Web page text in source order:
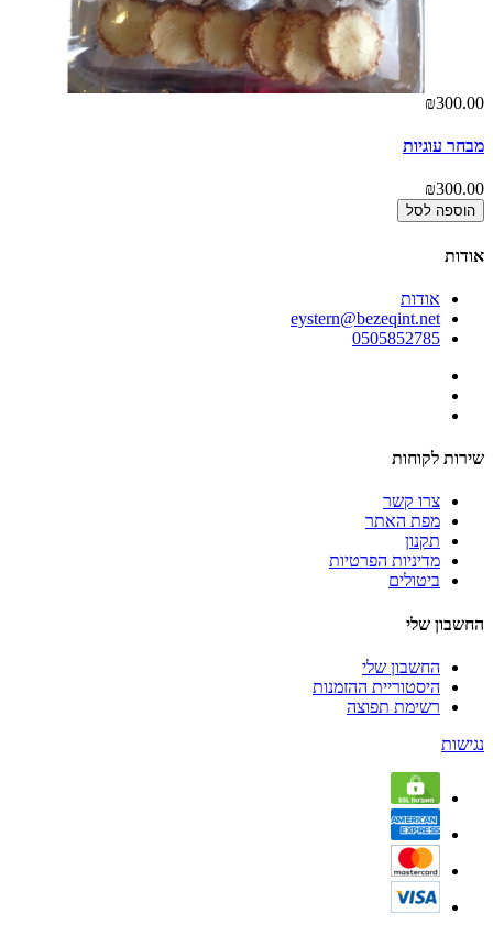
₪300.00
מבחר עוגיות
₪300.00
הוספה לסל
אודות
אודות
eystern@bezeqint.net
0505852785
שירות לקוחות
צרו קשר
מפת האתר
תקנון
מדיניות הפרטיות
ביטולים
החשבון שלי
החשבון שלי
היסטוריית ההזמנות
רשימת תפוצה
נגישות